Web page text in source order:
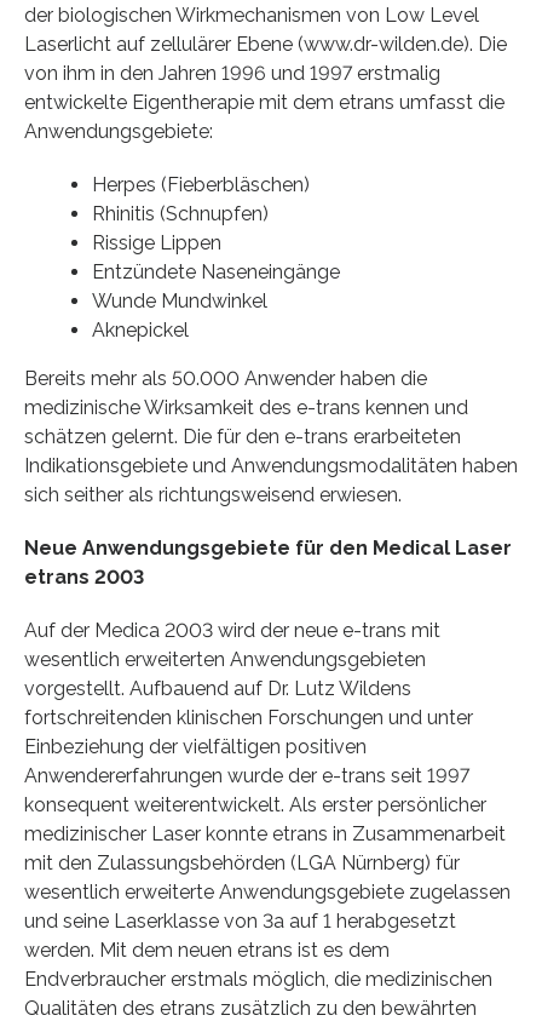
der biologischen Wirkmechanismen von Low Level
Laserlicht auf zellulärer Ebene (www.dr-wilden.de). Die
von ihm in den Jahren 1996 und 1997 erstmalig
entwickelte Eigentherapie mit dem etrans umfasst die
Anwendungsgebiete:
Herpes (Fieberbläschen)
Rhinitis (Schnupfen)
Rissige Lippen
Entzündete Naseneingänge
Wunde Mundwinkel
Aknepickel
Bereits mehr als 50.000 Anwender haben die
medizinische Wirksamkeit des e-trans kennen und
schätzen gelernt. Die für den e-trans erarbeiteten
Indikationsgebiete und Anwendungsmodalitäten haben
sich seither als richtungsweisend erwiesen.
Neue Anwendungsgebiete für den Medical Laser
etrans 2003
Auf der Medica 2003 wird der neue e-trans mit
wesentlich erweiterten Anwendungsgebieten
vorgestellt. Aufbauend auf Dr. Lutz Wildens
fortschreitenden klinischen Forschungen und unter
Einbeziehung der vielfältigen positiven
Anwendererfahrungen wurde der e-trans seit 1997
konsequent weiterentwickelt. Als erster persönlicher
medizinischer Laser konnte etrans in Zusammenarbeit
mit den Zulassungsbehörden (LGA Nürnberg) für
wesentlich erweiterte Anwendungsgebiete zugelassen
und seine Laserklasse von 3a auf 1 herabgesetzt
werden. Mit dem neuen etrans ist es dem
Endverbraucher erstmals möglich, die medizinischen
Qualitäten des etrans zusätzlich zu den bewährten